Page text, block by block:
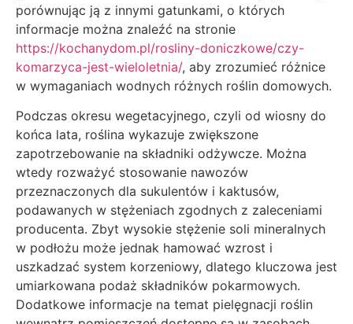
porównując ją z innymi gatunkami, o których
informacje można znaleźć na stronie
https://kochanydom.pl/rosliny-doniczkowe/czy-
komarzyca-jest-wieloletnia/, aby zrozumieć różnice
w wymaganiach wodnych różnych roślin domowych.
Podczas okresu wegetacyjnego, czyli od wiosny do
końca lata, roślina wykazuje zwiększone
zapotrzebowanie na składniki odżywcze. Można
wtedy rozważyć stosowanie nawozów
przeznaczonych dla sukulentów i kaktusów,
podawanych w stężeniach zgodnych z zaleceniami
producenta. Zbyt wysokie stężenie soli mineralnych
w podłożu może jednak hamować wzrost i
uszkadzać system korzeniowy, dlatego kluczowa jest
umiarkowana podaż składników pokarmowych.
Dodatkowe informacje na temat pielęgnacji roślin